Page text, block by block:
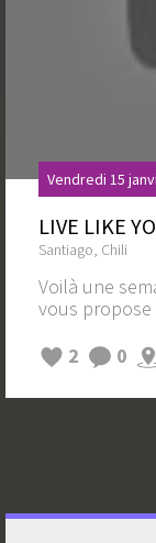
Vendredi 15
LIVE LIKE
Santiago, Chili
Voilà une
vous propose
2
0